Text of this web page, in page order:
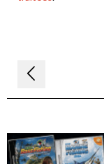
Navigation
de